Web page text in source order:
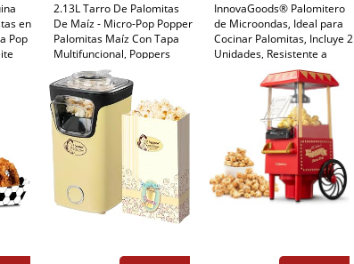
en
Pop
2.13L Tarro De Palomitas
De Maíz - Micro-Pop Popper
Palomitas Maíz Con Tapa
Multifuncional, Poppers
Para Microondas, Olla De
Palomitas De Maíz, Vidrio
De Borosilicato Máquina De
Palomitas De Maíz
InnovaGoods® Palomitero
de Microondas, Ideal para
Cocinar Palomitas, Incluye 2
Unidades, Resistente a
Temperaturas Máximas de
200ºC para Experiencia
Cinematográfica en Casa